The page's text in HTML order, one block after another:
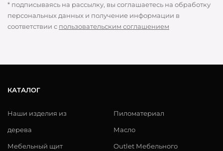
* подписываясь на рассылку, вы соглашаетесь на обработку
персональных данных и получение информации в
соответствии с пользовательским соглашением
КАТАЛОГ
Наши изделия из
дерева
Мебельный щит
Пиломатериал
Масло
Outlet Мебельного